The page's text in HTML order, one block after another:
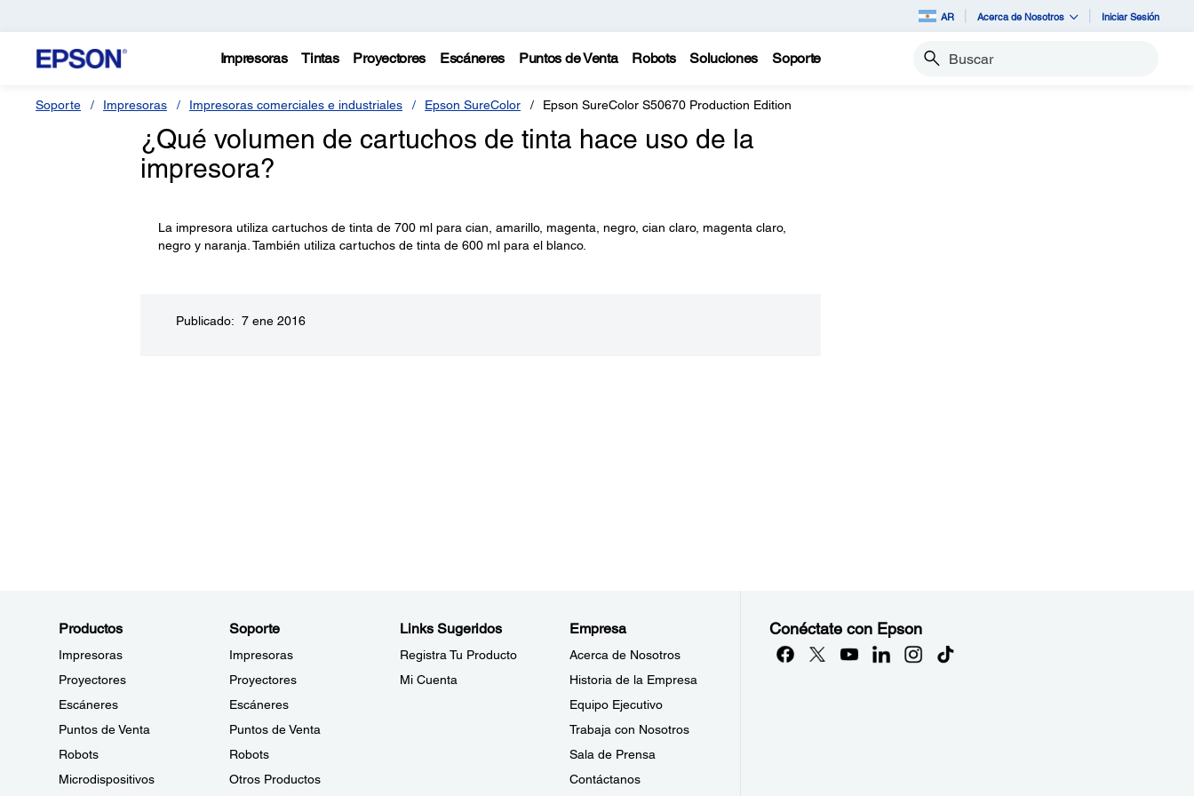
AR Acerca de Nosotros Iniciar Sesión
Impresoras Tintas Proyectores Escáneres Puntos de Venta Robots Soluciones Soporte Buscar
Soporte Impresoras Impresoras comerciales e industriales Epson SureColor Epson SureColor S50670 Production Edition
¿Qué volumen de cartuchos de tinta hace uso de la
impresora?
La impresora utiliza cartuchos de tinta de 700 ml para cian, amarillo, magenta, negro, cian claro, magenta claro,
negro y naranja. También utiliza cartuchos de tinta de 600 ml para el blanco.
Publicado: 7 ene 2016
Productos
Impresoras
Proyectores
Escáneres
Puntos de Venta
Robots
Microdispositivos
Soporte
Impresoras
Proyectores
Escáneres
Puntos de Venta
Robots
Otros Productos
Links Sugeridos
Registra Tu Producto
Mi Cuenta
Empresa
Acerca de Nosotros
Historia de la Empresa
Equipo Ejecutivo
Trabaja con Nosotros
Sala de Prensa
Contáctanos
Conéctate con Epson